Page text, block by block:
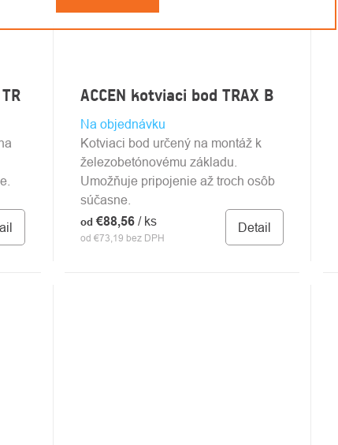
ACCEN kotviaci bod TRAX B
Na objednávku
od €73,19 bez DPH
od €88,56 / ks Detail
Kotviaci bod určený na montáž k
železobetónovému základu.
Umožňuje pripojenie až troch osôb
súčasne.